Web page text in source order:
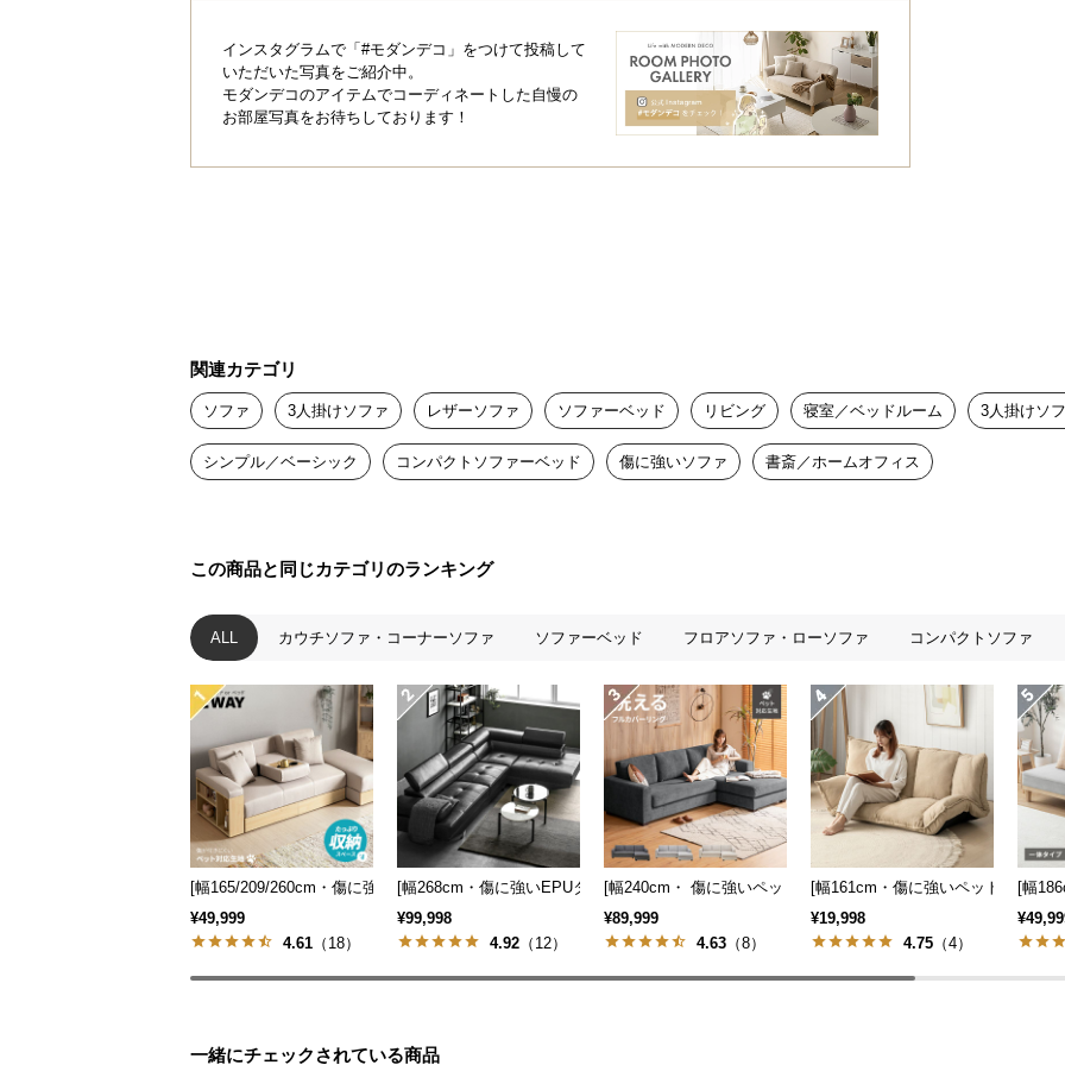
インスタグラムで「#モダンデコ」をつけて投稿して
いただいた写真をご紹介中。
モダンデコのアイテムでコーディネートした自慢の
お部屋写真をお待ちしております！
関連カテゴリ
ソファ 3人掛けソファ レザーソファ ソファーベッド リビング 寝室／ベッドルーム 3人掛けソ
シンプル／ベーシック コンパクトソファーベッド 傷に強いソファ 書斎／ホームオフィス
この商品と同じカテゴリのランキング
ALL カウチソファ・コーナーソファ ソファーベッド フロアソファ・ローソファ コンパクトソファ
[幅165/209/260cm・傷に強いペット対応生地も] 収納付き3人掛け多機能ソファ
¥49,999
4.61 （18）
[幅268cm・傷に強いEPUタイプも] 3人掛けレザーカウチソファ 広々設計 高級感
¥99,998
4.92 （12）
[幅240cm・ 傷に強いペット対応生地] ワイドカウチソファ ロース
¥89,999
4.63 （8）
[幅161cm・傷に強いペット対応生
¥19,998
4.75 （4）
[幅
一緒にチェックされている商品